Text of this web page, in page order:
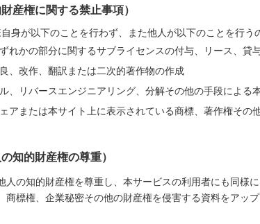
産権に関する禁止事項）
身が以下のことを行わず、また他人が以下のことを行う
れかの部分に関するサブライセンスの付与、リース、貸
、改作、翻訳または二次的著作物の作成
、リバースエンジニアリング、分解その他の手段による
アまたは本サイト上に表示されている商標、著作権その
知的財産権の尊重）
人の知的財産権を尊重し、本サービスの利用者にも同様
商標権、企業秘密その他の財産権を侵害する資料をアッ